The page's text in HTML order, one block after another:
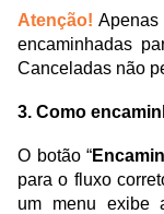
Atenção! Apenas
encaminhadas
Canceladas não
3. Como
O botão “
para o fluxo
um menu exibe